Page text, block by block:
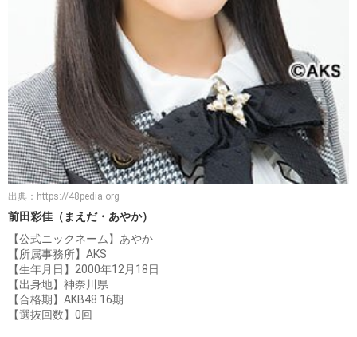
出典： https://48pedia.org
前田彩佳（まえだ・あやか）
【公式ニックネーム】あやか
【所属事務所】AKS
【生年月日】2000年12月18日
【出身地】神奈川県
【合格期】AKB48 16期
【選抜回数】0回